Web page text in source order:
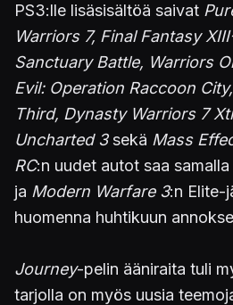
PS3:lle lisäsisältöä saivat
Warriors 7, Final Fantasy
Sanctuary Battle, Warriors
Evil: Operation Raccoon
Third, Dynasty Warriors 7
Uncharted 3sekä Mass
RC:n uudet autot saa
ja Modern Warfare 3:n Elite-
huomenna huhtikuun
Journey-pelin ääniraita tuli
tarjolla on myös uusia